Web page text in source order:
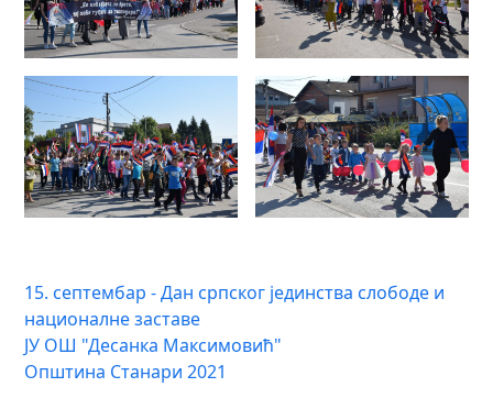
15. септембар - Дан српског јединства слободе и
националне заставе
ЈУ ОШ "Десанка Максимовић"
Општина Станари 2021